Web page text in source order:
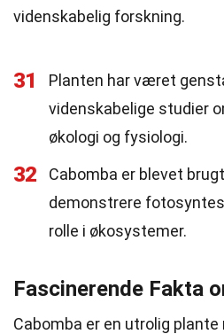
videnskabelig forskning.
31
Planten har været
videnskabelige studier
økologi og fysiologi.
32
Cabomba er blevet
demonstrere
rolle i økosystemer.
Fascinerende Fakta
Cabomba er en utrolig plante